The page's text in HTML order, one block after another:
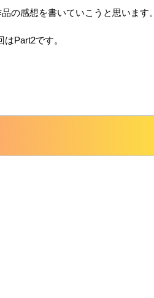
の感想を書いていこうと思います。
Part2です。